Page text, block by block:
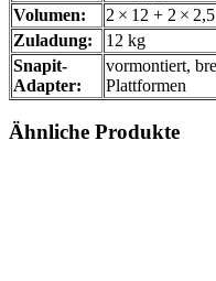
Volumen:
2 × 12 + 2 ×
Zuladung:
12 kg
Snapit-
Adapter:
vormontiert,
Plattformen
Ähnliche Produkte